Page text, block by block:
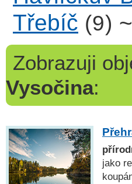
Třebíč (9) ~
Zobrazuji
Vysočina:
jako